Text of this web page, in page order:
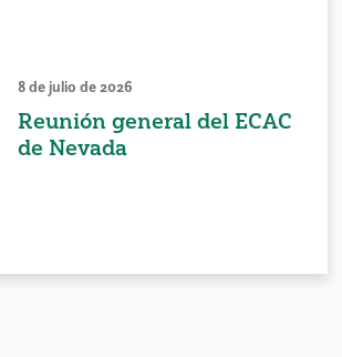
8 de julio de 2026
Reunión general del ECAC
de Nevada